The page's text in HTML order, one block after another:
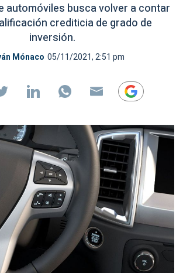
automóviles busca volver a contar
crediticia de grado de
inversión.
Mónaco 05/11/2021, 2:51 pm